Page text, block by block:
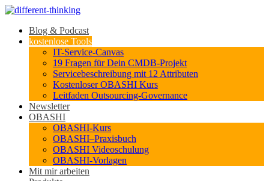
Blog & Podcast
kostenlose Tools
IT-Service-Canvas
19 Fragen für Dein CMDB-Projekt
Servicebeschreibung mit 12 Attributen
Kostenloser OBASHI Kurs
Leitfaden Outsourcing-Governance
Newsletter
OBASHI
OBASHI-Kurs
OBASHI–Praxisbuch
OBASHI Videoschulung
OBASHI-Vorlagen
Mit mir arbeiten